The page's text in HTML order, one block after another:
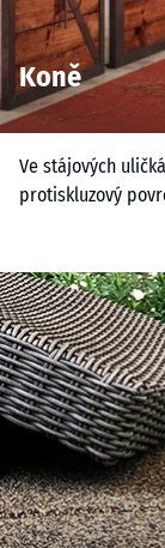
Koně
Ve stájových
protiskluzový